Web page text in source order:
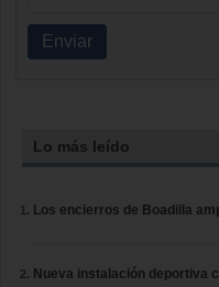
Enviar
Lo más leído
Los encierros de Boadilla
Nueva instalación deportiva